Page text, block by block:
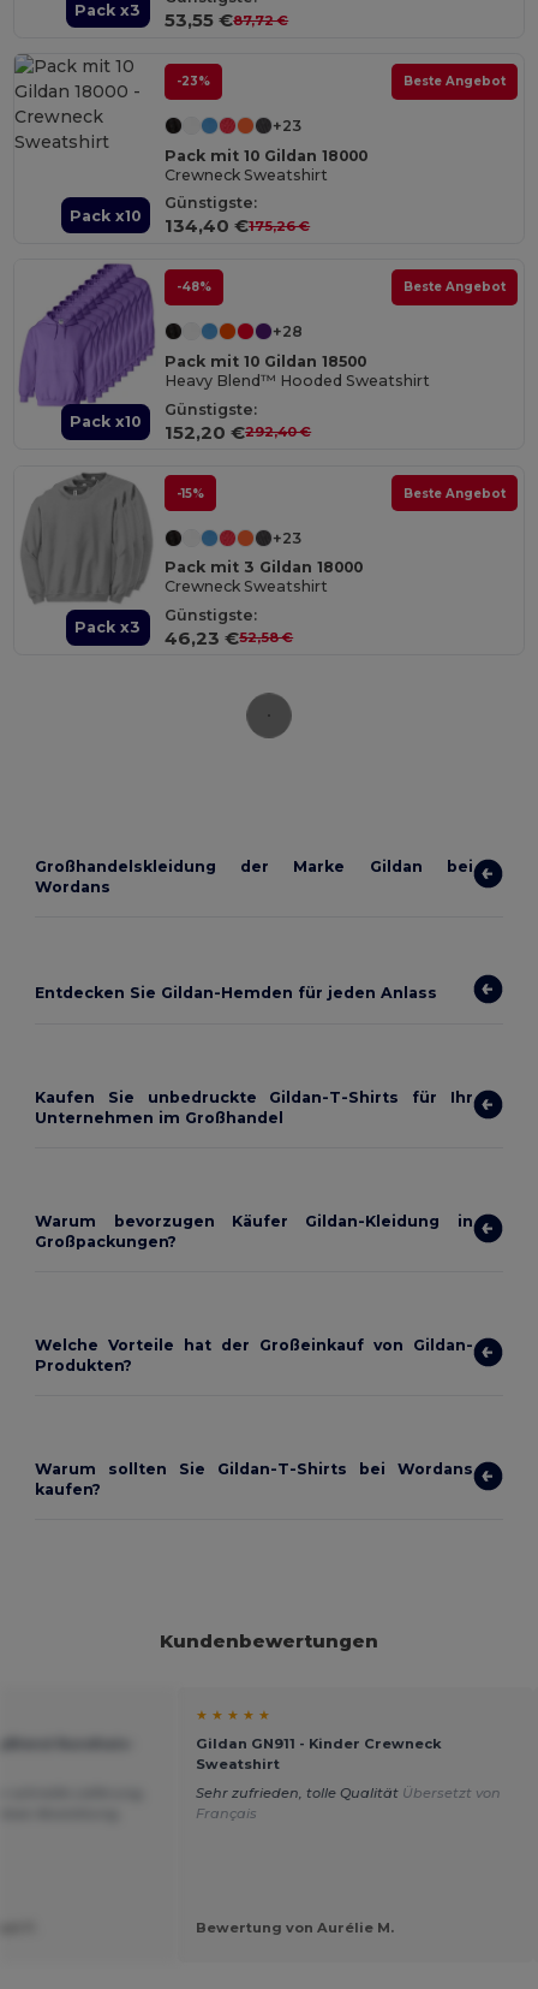
Pack x3 53,55 €87,72 €
Pack x10
-23% Beste Angebot
+23
Pack mit 10 Gildan 18000
Crewneck Sweatshirt
Günstigste:
134,40 €175,26 €
Pack x10
-48% Beste Angebot
+28
Pack mit 10 Gildan 18500
Heavy Blend™ Hooded Sweatshirt
Günstigste:
152,20 €292,40 €
Pack x3
-15% Beste Angebot
+23
Pack mit 3 Gildan 18000
Crewneck Sweatshirt
Günstigste:
46,23 €52,58 €
Großhandelskleidung der Marke Gildan bei
Wordans
Entdecken Sie Gildan-Hemden für jeden Anlass
Kaufen Sie unbedruckte Gildan-T-Shirts für Ihr
Unternehmen im Großhandel
Warum bevorzugen Käufer Gildan-Kleidung in
Großpackungen?
Welche Vorteile hat der Großeinkauf von Gildan-
Produkten?
Warum sollten Sie Gildan-T-Shirts bei Wordans
kaufen?
Kundenbewertungen
★ ★ ★ ★ ★
Gildan GN911 - Kinder Crewneck
Sweatshirt
Sehr zufrieden, tolle Qualität Übersetzt von
Français
Bewertung von Aurélie M.